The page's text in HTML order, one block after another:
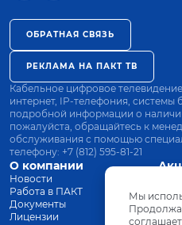
О компании
Новости
Работа в ПАКТ
Документы
Лицензии
ОБРАТНАЯ СВЯЗЬ
РЕКЛАМА НА ПАКТ ТВ
Кабельное цифровое
интернет, IP-телефония, системы
подробной информации о
пожалуйста, обращайтесь к
обслуживания с помощью
телефону: +7 (812) 595-81-21
Мы